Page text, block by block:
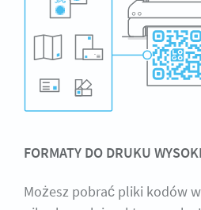
FORMATY DO DRUKU
Możesz pobrać pliki kodów